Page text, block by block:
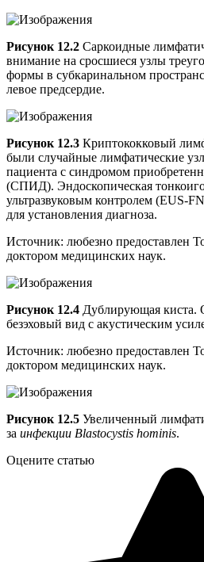
Рисунок 12.2 Саркоидные
внимание на сросшиеся узлы
формы в субкаринальном
левое предсердие.
Рисунок 12.3 Криптококковый
были случайные лимфатические
пациента с синдромом
(СПИД). Эндоскопическая
ультразвуковым контролем
для установления диагноза.
Источник: любезно предоставлен
доктором медицинских наук.
Рисунок 12.4 Дублирующая киста.
безэховый вид с акустическим
Источник: любезно предоставлен
доктором медицинских наук.
Рисунок 12.5 Увеличенный
за инфекции Blastocystis hominis.
Оцените статью